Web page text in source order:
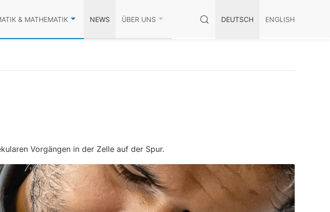
& MATHEMATIK NEWS ÜBER UNS DEUTSCH ENGLISH
Vorgängen in der Zelle auf der Spur.